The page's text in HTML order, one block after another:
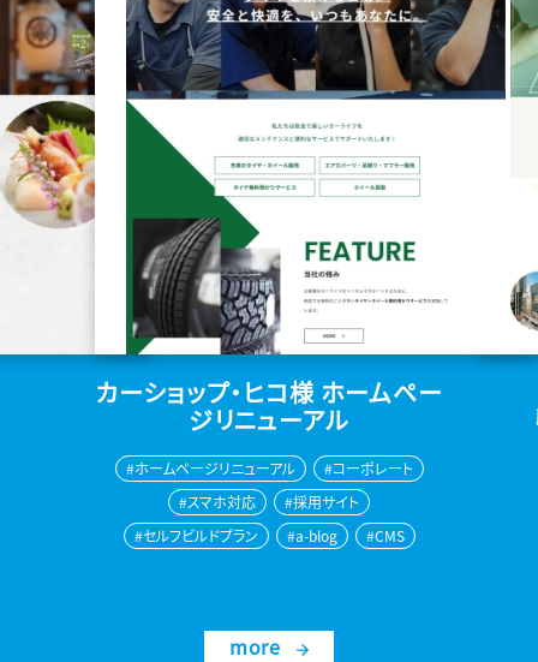
藤木サッシ株式会社様 公式ホ
ームページリニューアル
#a-blog
#スマホ対応
#ホームページリニューアル
#CMS
#採用サイト
#コーポレート
more